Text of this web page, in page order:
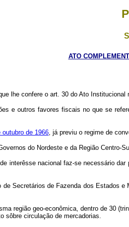
ATO
lhe confere o art. 30 do Ato Institucional
e outros favores fiscais no que se
outubro de 1966, já previu o regime de
do Nordeste e da Região Centro-
interêsse nacional faz-se necessário
Secretários de Fazenda dos Estados
região geo-econômica, dentro de 30
sôbre circulação de mercadorias.